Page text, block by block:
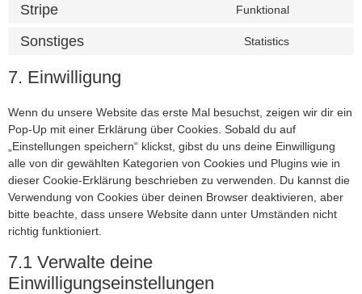
Stripe Funktional
Sonstiges Statistics
7. Einwilligung
Wenn du unsere Website das erste Mal besuchst, zeigen wir dir ein
Pop-Up mit einer Erklärung über Cookies. Sobald du auf
„Einstellungen speichern“ klickst, gibst du uns deine Einwilligung
alle von dir gewählten Kategorien von Cookies und Plugins wie in
dieser Cookie-Erklärung beschrieben zu verwenden. Du kannst die
Verwendung von Cookies über deinen Browser deaktivieren, aber
bitte beachte, dass unsere Website dann unter Umständen nicht
richtig funktioniert.
7.1 Verwalte deine
Einwilligungseinstellungen